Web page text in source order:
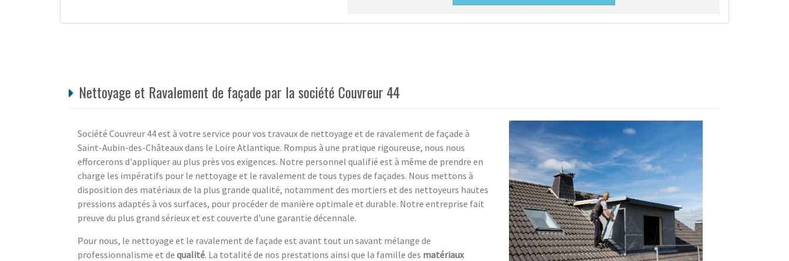
Nettoyage et Ravalement de façade par la société Couvreur 44
Société Couvreur 44 est à votre service pour vos travaux de nettoyage et de ravalement de façade à
Saint-Aubin-des-Châteaux dans le Loire Atlantique. Rompus à une pratique rigoureuse, nous nous
efforcerons d'appliquer au plus près vos exigences. Notre personnel qualifié est à même de prendre en
charge les impératifs pour le nettoyage et le ravalement de tous types de façades. Nous mettons à
disposition des matériaux de la plus grande qualité, notamment des mortiers et des nettoyeurs hautes
pressions adaptés à vos surfaces, pour procéder de manière optimale et durable. Notre entreprise fait
preuve du plus grand sérieux et est couverte d'une garantie décennale.
Pour nous, le nettoyage et le ravalement de façade est avant tout un savant mélange de
professionnalisme et de qualité. La totalité de nos prestations ainsi que la famille des matériaux